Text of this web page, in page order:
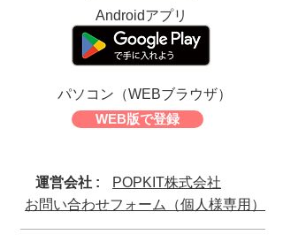
Androidアプリ
パソコン（WEBブラウザ）
WEB版で登録
運営会社 :
POPKIT株式会社
お問い合わせフォーム（個人様専用）